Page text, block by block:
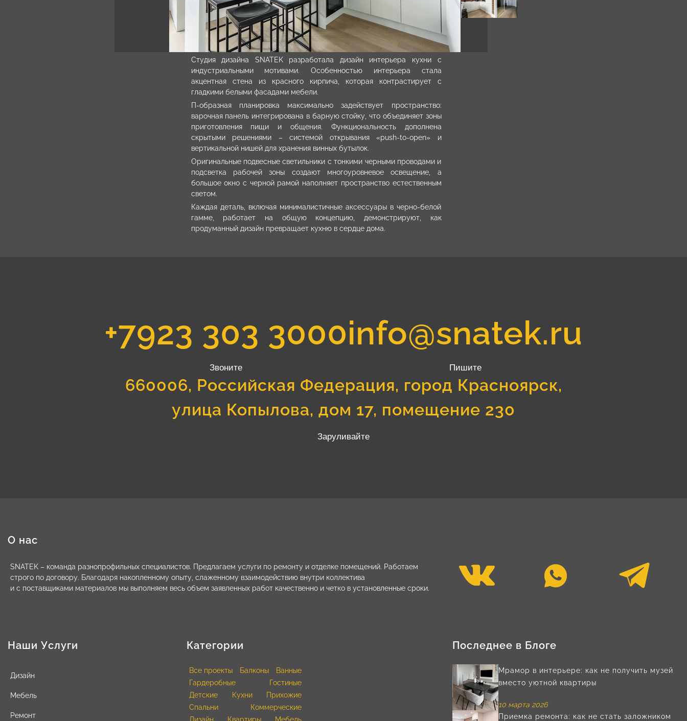
Студия дизайна SNATEK разработала дизайн интерьера кухнис
индустриальными мотивами. Особенностью интерьера стала
акцентная стена из красного кирпича, которая контрастирует с
гладкими белыми фасадами мебели.
П-образная планировка максимально задействует пространство:
варочная панель интегрирована в барную стойку, что объединяет зоны
приготовления пищи и общения. Функциональность дополнена
скрытыми решениями – системой открывания «push-to-open» и
вертикальной нишей для хранения винных бутылок.
Оригинальные подвесные светильники с тонкими черными проводами и
подсветка рабочей зоны создают многоуровневое освещение, а
большое окно с черной рамой наполняет пространство естественным
светом.
Каждая деталь, включая минималистичные аксессуары в черно-белой
гамме, работает на общую концепцию, демонстрируют, как
продуманный дизайн превращает кухню в сердце дома.
+7923 303 3000
Звоните
info@snatek.ru
Пишите
660006, Российская Федерация, город Красноярск,
улица Копылова, дом 17, помещение 230
Заруливайте
О нас
SNATEK – команда разнопрофильных специалистов. Предлагаем услуги по ремонту и отделке помещений. Работаем
строго по договору. Благодаря накопленному опыту, слаженному взаимодействию внутри коллектива
и с поставщиками материалов мы выполняем весь объем заявленных работ качественно и четко в установленные сроки.
Наши Услуги
Дизайн
Мебель
Ремонт
Категории
Все проекты Балконы
Ванные
Гардеробные
Гостиные
Детские
Кухни
Прихожие
Спальни
Коммерческие
Последнее в Блоге
Мрамор в интерьере: как не получить музей
вместо уютной квартиры
10 марта 2026
Приемка ремонта: как не стать заложником